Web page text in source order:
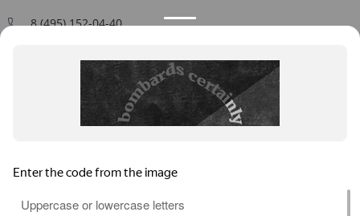
8 (495) 152-04-40
109544, г. Москва, ул. Большая Андроньевская, д. 17
Схема проезда
Пн-Пт: 9:00 - 18:00
Публичная оферта